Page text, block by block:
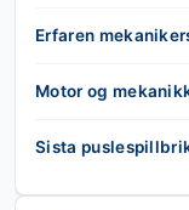
Erfaren
Motor og
Sista